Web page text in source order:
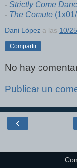
- Strictly Come
- The Comute
Dani López a las 10/
Compartir
No hay
Publicar un
‹